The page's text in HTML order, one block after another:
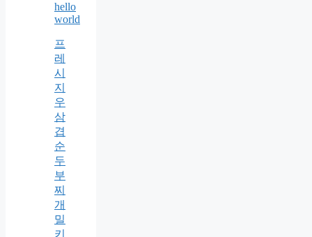
hello
world
프
레
시
지
우
삼
겹
순
두
부
찌
개
밀
키